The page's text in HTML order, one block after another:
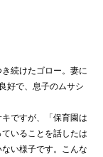
続けたゴロー。妻に
好で、息子のムサシ
ですが、「保育園は
いることを話したは
い様子です。こんな